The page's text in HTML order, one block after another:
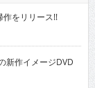
をリリース!!
新作イメージDVD